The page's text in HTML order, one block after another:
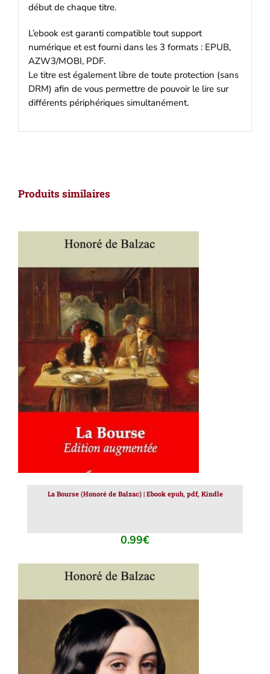
début de chaque titre.
L’ebook est garanti compatible tout support
numérique et est fourni dans les 3 formats : EPUB,
AZW3/MOBI, PDF.
Le titre est également libre de toute protection (sans
DRM) afin de vous permettre de pouvoir le lire sur
différents périphériques simultanément.
Produits similaires
AJOUTER AU PANIER / DÉTAILS
La Bourse (Honoré de Balzac) | Ebook epub, pdf, Kindle
0.99€